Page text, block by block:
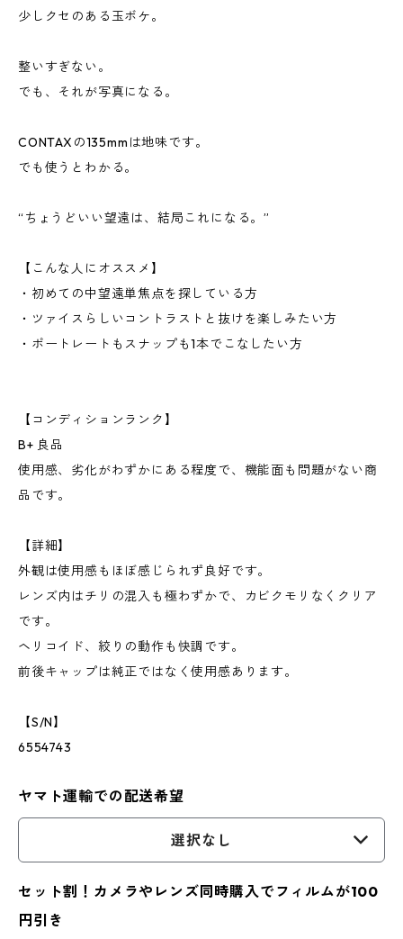
少しクセのある玉ボケ。
整いすぎない。
でも、それが写真になる。
CONTAXの135mmは地味です。
でも使うとわかる。
“ちょうどいい望遠は、結局これになる。”
【こんな人にオススメ】
・初めての中望遠単焦点を探している方
・ツァイスらしいコントラストと抜けを楽しみたい方
・ポートレートもスナップも1本でこなしたい方
【コンディションランク】
B+ 良品
使用感、劣化がわずかにある程度で、機能面も問題がない商
品です。
【詳細】
外観は使用感もほぼ感じられず良好です。
レンズ内はチリの混入も極わずかで、カビクモリなくクリア
です。
ヘリコイド、絞りの動作も快調です。
前後キャップは純正ではなく使用感あります。
【S/N】
6554743
ヤマト運輸での配送希望
選択なし
セット割！カメラやレンズ同時購入でフィルムが100
円引き